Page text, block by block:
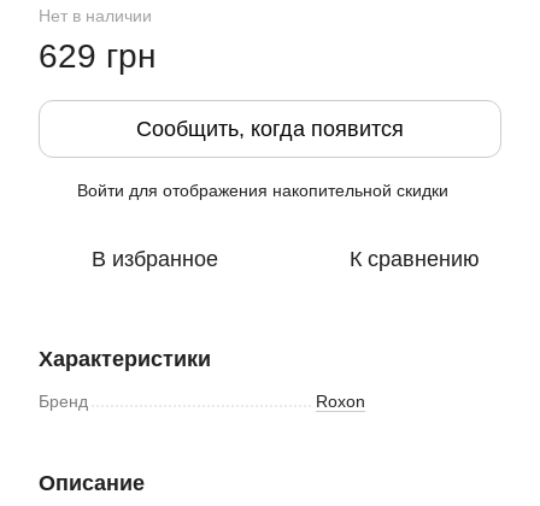
Нет в наличии
629 грн
Сообщить, когда появится
Войти для отображения накопительной скидки
В избранное К сравнению
Характеристики
Бренд Roxon
Описание